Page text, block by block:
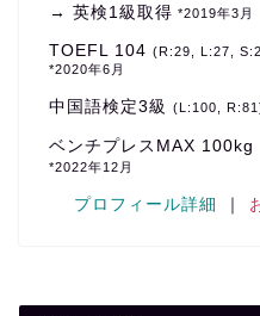
→ 英検1級取得 *2019年3月
TOEFL 104 (R:29, L:27,
*2020年6月
中国語検定3級 (L:100,
ベンチプレスMAX 100kg
*2022年12月
プロフィール詳細